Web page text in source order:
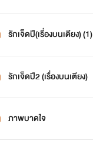
รักเจ็ดปี(เรื่องบนเตียง) (1)
รักเจ็ดปี2 (เรื่องบนเตียง)
ภาพบาดใจ